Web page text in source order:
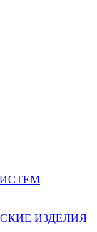
ИЗДЕЛИЯ